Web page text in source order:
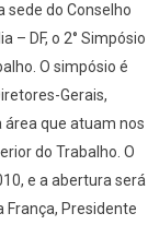
sede do Conselho
– DF, o 2° Simpósio
O simpósio é
Gerais,
área que atuam nos
do Trabalho. O
e a abertura será
Presidente